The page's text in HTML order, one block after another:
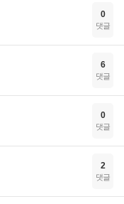
0
댓글
6
댓글
0
댓글
2
댓글